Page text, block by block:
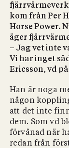
kom från Per
Horse Power.
äger
– Jag vet inte
Vi har inget
Ericsson, vd
Han är noga
någon
att det inte
dem. Som vd
förvånad när
redan från